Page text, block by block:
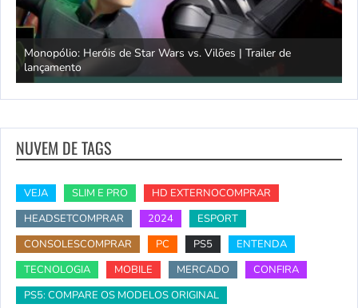
Monopólio: Heróis de Star Wars vs. Vilões | Trailer de
lançamento
NUVEM DE TAGS
VEJA SLIM E PRO
HD EXTERNOCOMPRAR
HEADSETCOMPRAR
2024
ESPORT
CONSOLESCOMPRAR
PC PS5
ENTENDA
TECNOLOGIA
MOBILE MERCADO
CONFIRA
PS5: COMPARE OS MODELOS ORIGINAL